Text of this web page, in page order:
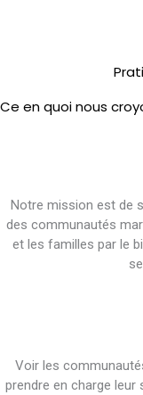
Ce en quoi nous
Notre mission est de
des communautés
et les familles par le
Voir les
prendre en charge leur